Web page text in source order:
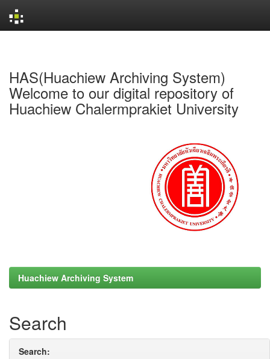
HAS(Huachiew Archiving System)
Welcome to our digital repository of
Huachiew Chalermprakiet University
Huachiew Archiving System
Search
Search: